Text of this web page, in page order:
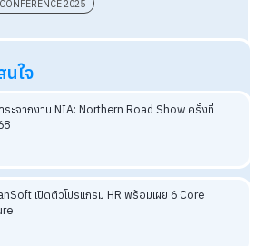
Driven
านได้รับเป็นสิ่งที่สร้างความผูกพันและแรงขับ
ต้องคิดเสมอว่าองค์กรให้เครื่องมือและการ
อยัง ถ้าพนักงานมีเครื่องมือที่ช่วยให้สำเร็จ
ะใส่แรงเองอย่างเต็มที่